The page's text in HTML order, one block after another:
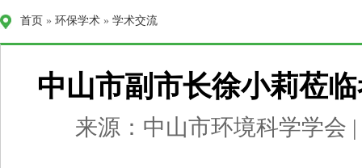
首页 » 环保学术 » 学术交流
中山市副市长徐小莉莅
来源：中山市环境科学学会